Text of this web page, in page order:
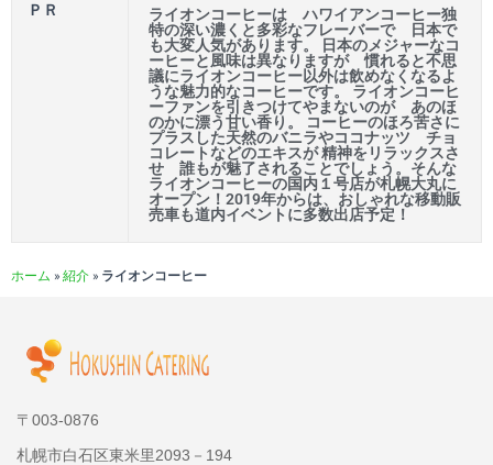
ＰＲ
ライオンコーヒーは ハワイアンコーヒー独
特の深い濃くと多彩なフレーバーで 日本で
も大変人気があります。 日本のメジャーなコ
ーヒーと風味は異なりますが 慣れると不思
議にライオンコーヒー以外は飲めなくなるよ
うな魅力的なコーヒーです。 ライオンコーヒ
ーファンを引きつけてやまないのが あのほ
のかに漂う甘い香り。 コーヒーのほろ苦さに
プラスした天然のバニラやココナッツ チョ
コレートなどのエキスが 精神をリラックスさ
せ 誰もが魅了されることでしょう。そんな
ライオンコーヒーの国内１号店が札幌大丸に
オープン！2019年からは、おしゃれな移動販
売車も道内イベントに多数出店予定！
ホーム » 紹介 » ライオンコーヒー
〒003-0876
札幌市白石区東米里2093－194